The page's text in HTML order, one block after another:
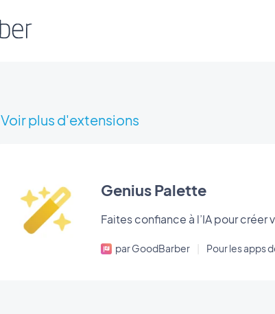
Voir plus d'extensions
Genius Palette
Faites confiance à l’IA pour
par GoodBarber Pour les apps